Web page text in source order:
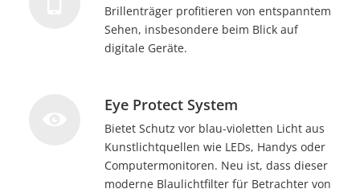
Brillenträger profitieren von entspanntem
Sehen, insbesondere beim Blick auf
digitale Geräte.
Eye Protect System
Bietet Schutz vor blau-violetten Licht aus
Kunstlichtquellen wie LEDs, Handys oder
Computermonitoren. Neu ist, dass dieser
moderne Blaulichtfilter für Betrachter von